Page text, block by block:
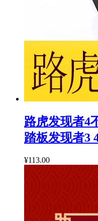
路虎发现者4
踏板发现者3
¥113.00